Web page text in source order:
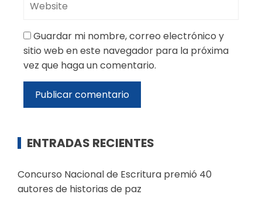
Guardar mi nombre, correo electrónico y
sitio web en este navegador para la próxima
vez que haga un comentario.
ENTRADAS RECIENTES
Concurso Nacional de Escritura premió 40
autores de historias de paz